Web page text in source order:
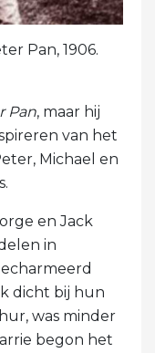
Pan, 1906.
Pan, maar hij
van het
Michael en
en Jack
in
dicht bij hun
was minder
begon het